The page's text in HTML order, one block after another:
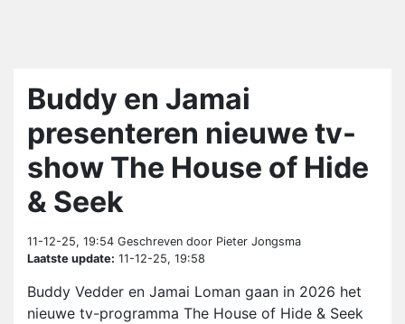
Buddy en Jamai
presenteren nieuwe tv-
show The House of Hide
& Seek
11-12-25, 19:54 Geschreven door Pieter Jongsma
Laatste update: 11-12-25, 19:58
Buddy Vedder en Jamai Loman gaan in 2026 het
nieuwe tv-programma The House of Hide & Seek